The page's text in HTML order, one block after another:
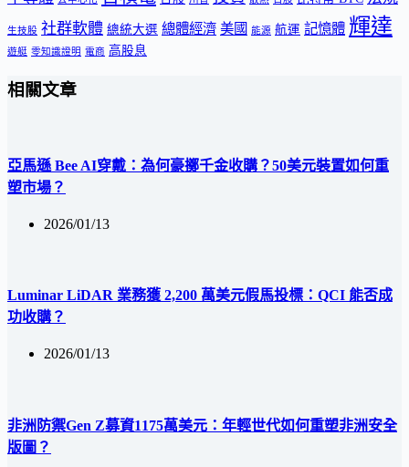
生技股 社群軟體 總統大選 總體經濟 美國 能源 航運 記憶體 輝達
遊艇 零知識證明 電商 高股息
相關文章
亞馬遜 Bee AI穿戴：為何豪擲千金收購？50美元裝置如何重
塑市場？
2026/01/13
Luminar LiDAR 業務獲 2,200 萬美元假馬投標：QCI 能否成
功收購？
2026/01/13
非洲防禦Gen Z募資1175萬美元：年輕世代如何重塑非洲安全
版圖？